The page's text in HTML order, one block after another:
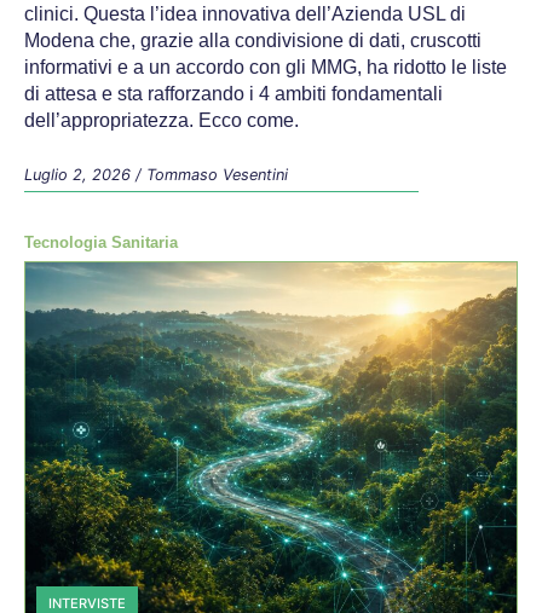
clinici. Questa l’idea innovativa dell’Azienda USL di
Modena che, grazie alla condivisione di dati, cruscotti
informativi e a un accordo con gli MMG, ha ridotto le liste
di attesa e sta rafforzando i 4 ambiti fondamentali
dell’appropriatezza. Ecco come.
Luglio 2, 2026 / Tommaso Vesentini
Tecnologia Sanitaria
INTERVISTE